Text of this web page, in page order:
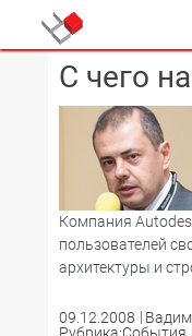
С чего
Компания
пользователей
архитектуры и
09.12.2008